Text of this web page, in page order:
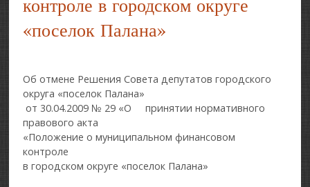
контроле в городском округе
«поселок Палана»
Об отмене Решения Совета депутатов городского
округа «поселок Палана»
от 30.04.2009 № 29 «О принятии нормативного
правового акта
«Положение о муниципальном финансовом
контроле
в городском округе «поселок Палана»